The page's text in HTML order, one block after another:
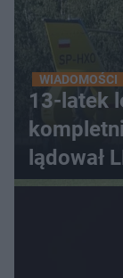
WIADOMOŚCI
13-latek
lądował